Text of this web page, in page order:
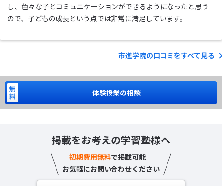
し、色々な子とコミュニケーションができるようになったと思う
ので、子どもの成長という点では非常に満足しています。
市進学院の口コミをすべて見る
体験授業の相談
掲載をお考えの学習塾様へ
初期費用無料で掲載可能
お気軽にお問い合わせください